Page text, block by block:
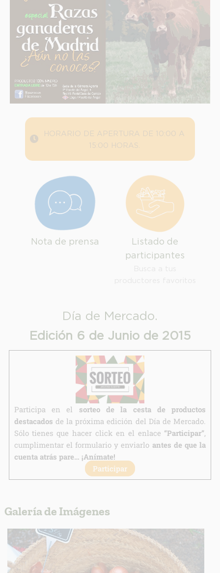
HORARIO DE APERTURA DE 10:00 A
15:00 HORAS.
Nota de prensa
Listado de
participantes
Día de Mercado.
Edición 6 de Junio de 2015
Participa en el sorteo de la cesta de productos
destacados de la próxima edición del Día de Mercado.
Sólo tienes que hacer click en el enlace “Participar”,
cumplimentar el formulario y enviarlo antes de que la
cuenta atrás pare… ¡Anímate!
Participar
Galería de Imágenes
Legitimación:
Destinatarios:
Información adicional
link